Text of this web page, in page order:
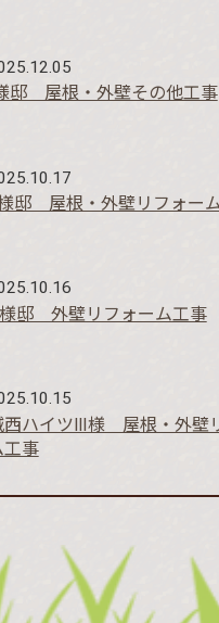
邸 屋根・外壁その他工事
邸 屋根・外壁リフォー
邸 外壁リフォーム工事
西ハイツⅢ様 屋根・外壁
工事